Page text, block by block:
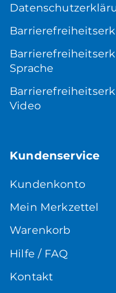
Sprache
Video
Kundenservice
Kundenkonto
Mein Merkzettel
Warenkorb
Hilfe / FAQ
Kontakt